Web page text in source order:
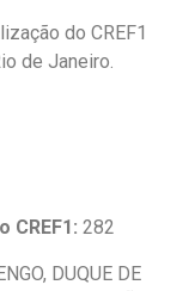
do CREF1
de Janeiro.
282
DUQUE DE